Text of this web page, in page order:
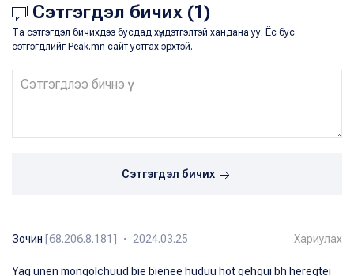
Сэтгэгдэл бичих (1)
Та сэтгэгдэл бичихдээ бусдад хүндэтгэлтэй хандана уу. Ёс бус
сэтгэгдлийг Peak.mn сайт устгах эрхтэй.
Сэтгэгдэл бичих
Зочин [68.206.8.181] ・ 2024.03.25 Хариулах
Yag unen mongolchuud bie bienee huduu hot gehgui bh heregtei